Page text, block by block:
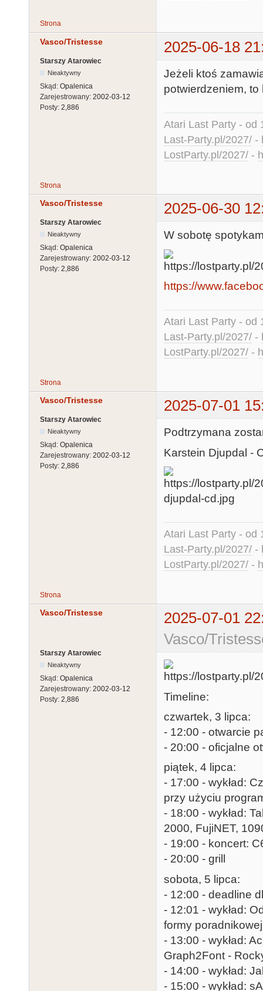
Strona
Vasco/Tristesse 2025-06-18
Starszy Atarowiec
Nieaktywny
Skąd: Opalenica
Zarejestrowany: 2002-03-12
Posty: 2,886
Jeżeli ktoś
potwierdzeniem,
Atari Last Party - od
Last-Party.pl/2027/ -
LostParty.pl/2027/ -
Strona
Vasco/Tristesse 2025-06-30
Starszy Atarowiec
Nieaktywny
Skąd: Opalenica
Zarejestrowany: 2002-03-12
Posty: 2,886
W sobotę
https://
Atari Last Party - od
Last-Party.pl/2027/ -
LostParty.pl/2027/ -
Strona
Vasco/Tristesse 2025-07-01
Starszy Atarowiec
Nieaktywny
Skąd: Opalenica
Zarejestrowany: 2002-03-12
Posty: 2,886
Podtrzymana
Karstein Djupdal -
Atari Last Party - od
Last-Party.pl/2027/ -
LostParty.pl/2027/ -
Strona
Vasco/Tristesse
2025-07-01
Vasco/
Starszy Atarowiec
Nieaktywny
Skąd: Opalenica
Zarejestrowany: 2002-03-12
Posty: 2,886
Timeline:
czwartek, 3 lipca:
- 12:00 - otwarcie
- 20:00 - oficjalne
piątek, 4 lipca:
- 17:00 - wykład:
przy użyciu
- 18:00 - wykład:
2000, FujiNET,
- 19:00 - koncert:
- 20:00 - grill
sobota, 5 lipca:
- 12:00 - deadline
- 12:01 - wykład:
formy
- 13:00 - wykład:
Graph2Font -
- 14:00 - wykład:
- 15:00 - wykład: